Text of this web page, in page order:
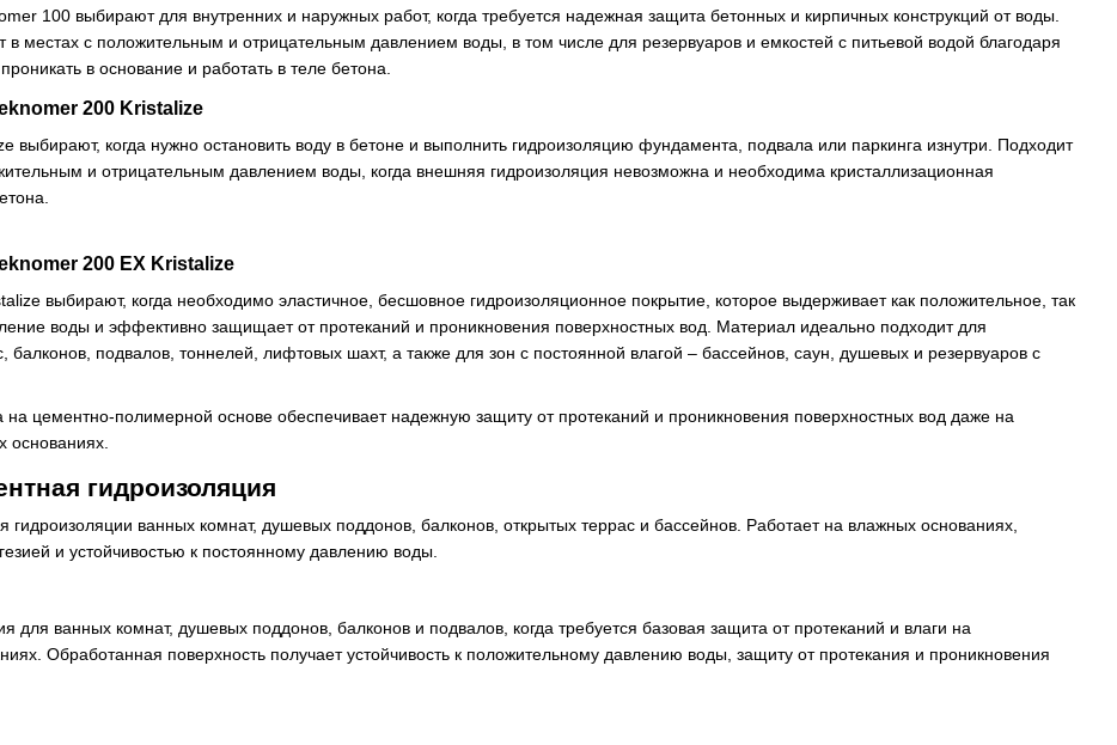
100 выбирают для внутренних и наружных работ, когда требуется надежная защита бетонных и кирпичных конструкций от воды.
местах с положительным и отрицательным давлением воды, в том числе для резервуаров и емкостей с питьевой водой благодаря
в основание и работать в теле бетона.
200 Kristalize
выбирают, когда нужно остановить воду в бетоне и выполнить гидроизоляцию фундамента, подвала или паркинга изнутри. Подходит
и отрицательным давлением воды, когда внешняя гидроизоляция невозможна и необходима кристаллизационная
200 EX Kristalize
выбирают, когда необходимо эластичное, бесшовное гидроизоляционное покрытие, которое выдерживает как положительное, так
воды и эффективно защищает от протеканий и проникновения поверхностных вод. Материал идеально подходит для
балконов, подвалов, тоннелей, лифтовых шахт, а также для зон с постоянной влагой – бассейнов, саун, душевых и резервуаров с
цементно-полимерной основе обеспечивает надежную защиту от протеканий и проникновения поверхностных вод даже на
основаниях.
гидроизоляция
ванных комнат, душевых поддонов, балконов, открытых террас и бассейнов. Работает на влажных основаниях,
и устойчивостью к постоянному давлению воды.
для ванных комнат, душевых поддонов, балконов и подвалов, когда требуется базовая защита от протеканий и влаги на
Обработанная поверхность получает устойчивость к положительному давлению воды, защиту от протекания и проникновения